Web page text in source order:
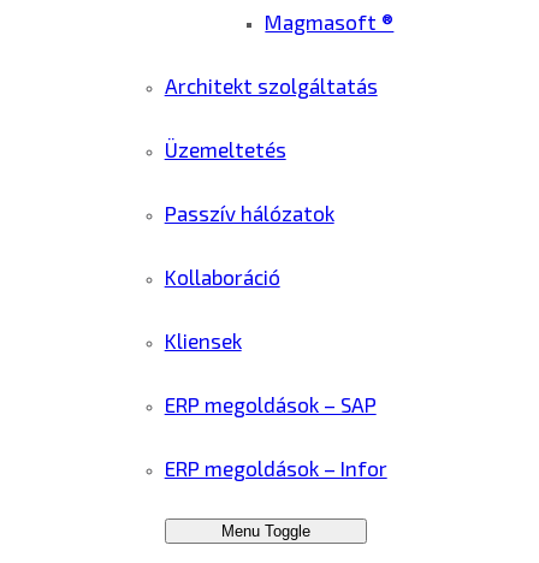
Magmasoft ®
Architekt szolgáltatás
Üzemeltetés
Passzív hálózatok
Kollaboráció
Kliensek
ERP megoldások – SAP
ERP megoldások – Infor
Menu Toggle